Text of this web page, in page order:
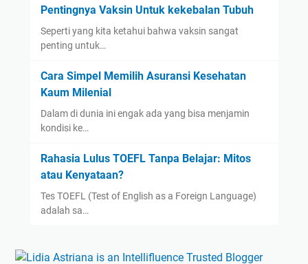
Pentingnya Vaksin Untuk kekebalan Tubuh
Seperti yang kita ketahui bahwa vaksin sangat
penting untuk…
Cara Simpel Memilih Asuransi Kesehatan
Kaum Milenial
Dalam di dunia ini engak ada yang bisa menjamin
kondisi ke…
Rahasia Lulus TOEFL Tanpa Belajar: Mitos
atau Kenyataan?
Tes TOEFL (Test of English as a Foreign Language)
adalah sa…